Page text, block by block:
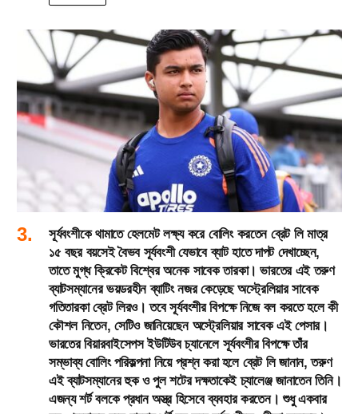
সূর্যবংশীকে থামাতে হেলমেট লক্ষ্য করে বোলিং করতেন ব্রেট লি মাত্র
১৫ বছর বয়সেই বৈভব সূর্যবংশী যেভাবে ব্যাট হাতে দাপট দেখাচ্ছেন,
তাতে মুগ্ধ ক্রিকেট বিশ্বের অনেক সাবেক তারকা। ভারতের এই তরুণ
ব্যাটসম্যানের ভয়ডরহীন ব্যাটিং নজর কেড়েছে অস্ট্রেলিয়ার সাবেক
গতিতারকা ব্রেট লিরও। তবে সূর্যবংশীর বিপক্ষে নিজে বল করতে হলে কী
কৌশল নিতেন, সেটিও জানিয়েছেন অস্ট্রেলিয়ার সাবেক এই পেসার।
ভারতের বিয়ারবাইসেপস ইউটিউব চ্যানেলে সূর্যবংশীর বিপক্ষে তাঁর
সম্ভাব্য বোলিং পরিকল্পনা নিয়ে প্রশ্ন করা হলে ব্রেট লি জানান, তরুণ
এই ব্যাটসম্যানের হুক ও পুল শটের দক্ষতাকেই চ্যালেঞ্জ জানাতেন তিনি।
এজন্য শর্ট বলকে প্রধান অস্ত্র হিসেবে ব্যবহার করতেন। শুধু একবার